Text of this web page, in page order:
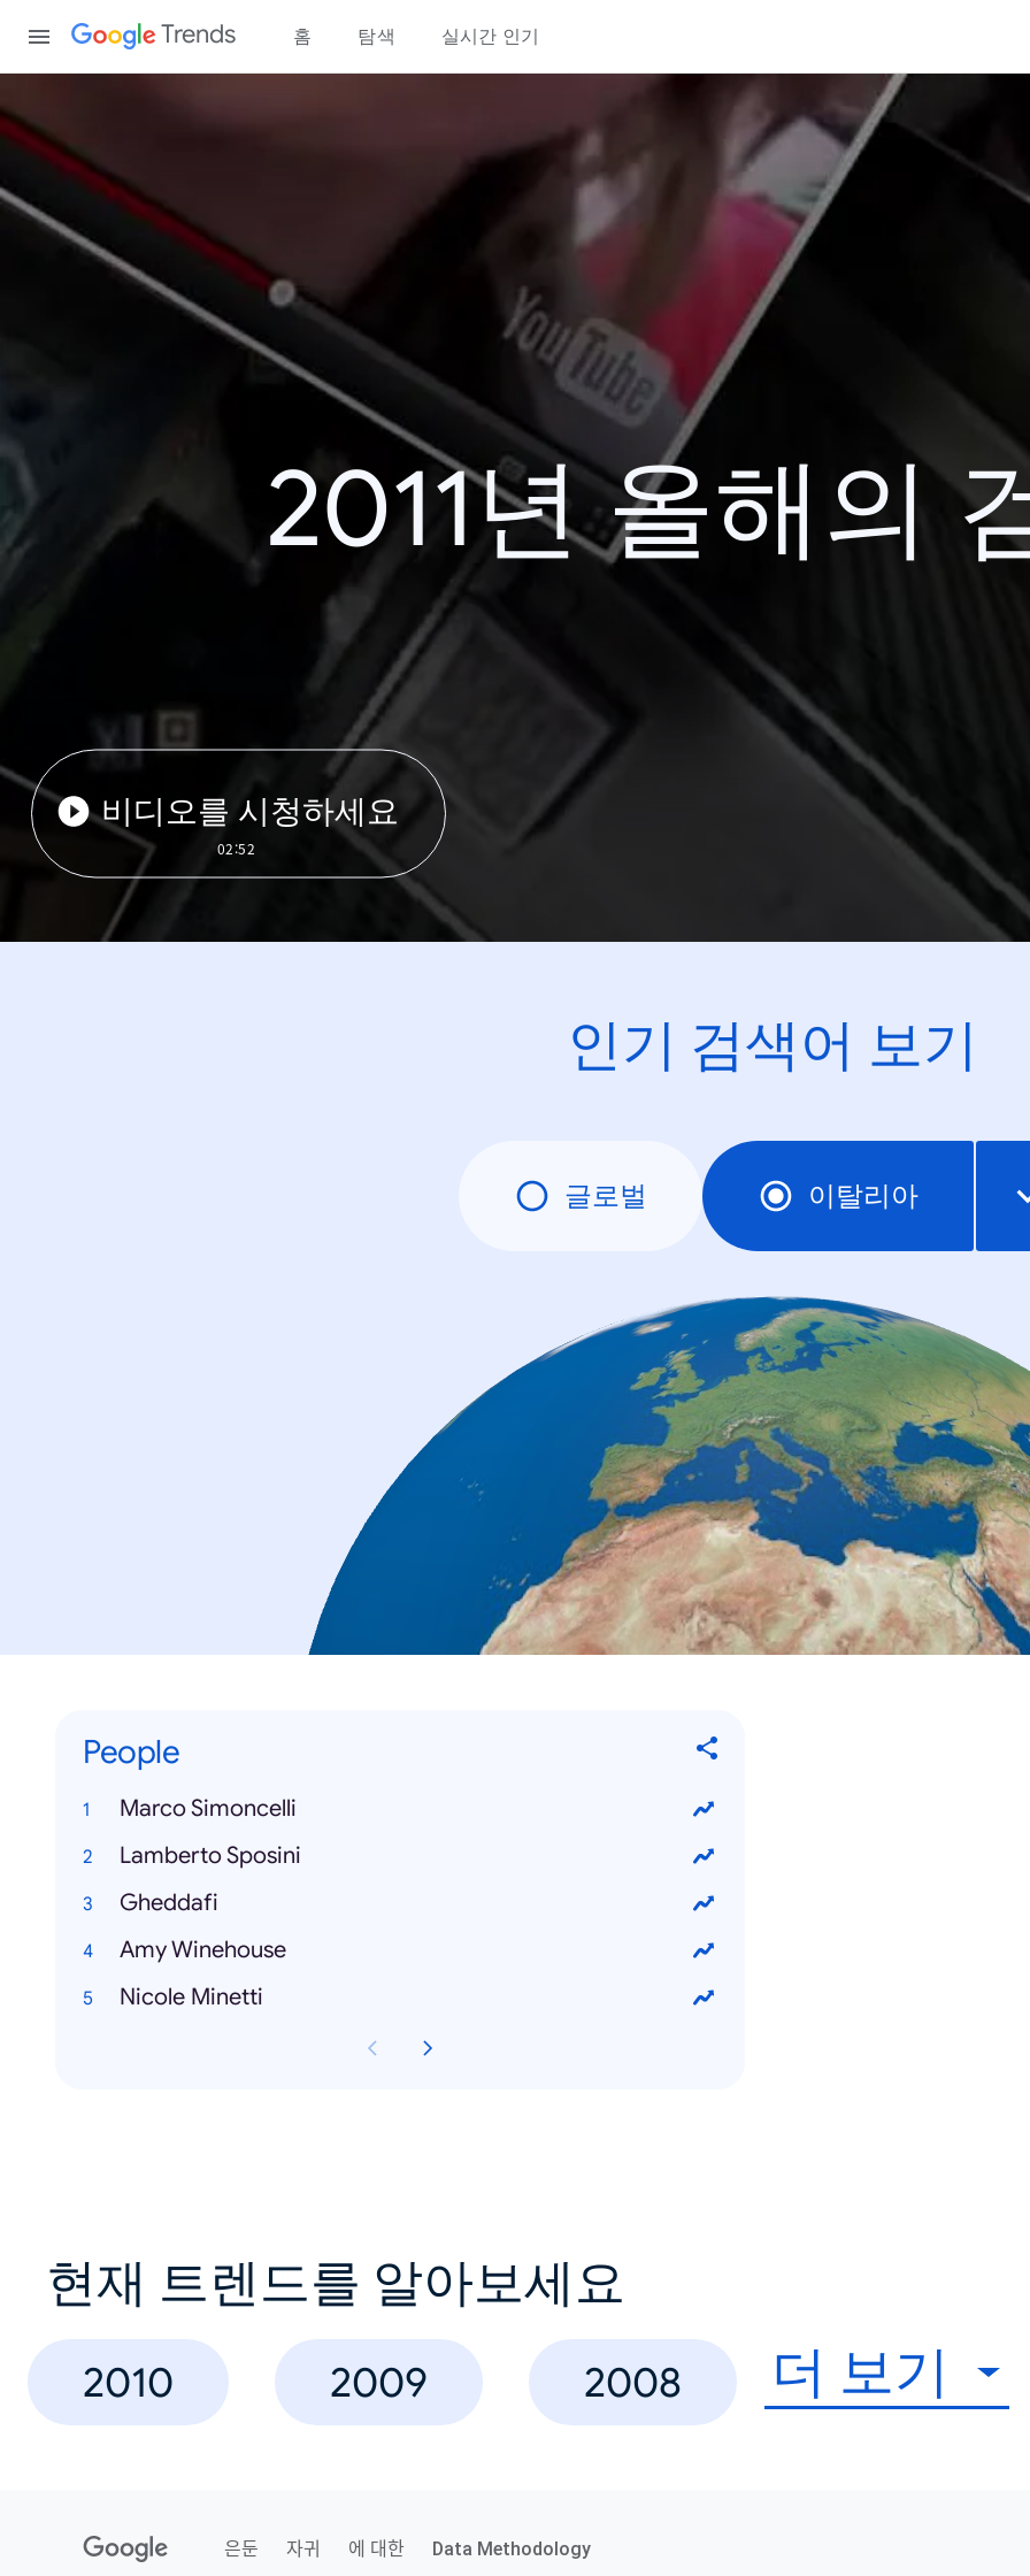
Trends 홈 탐색 실시간 인기
2011년 올해의
비디오를 시청하세요
02:52
인기 검색어 보기
글로벌 이탈리아
People
Marco Simoncelli
Lamberto Sposini
Gheddafi
Amy Winehouse
Nicole Minetti
현재 트렌드를 알아보세요
2010 2009 2008 더 보기
은둔 자귀 에 대한 Data Methodology